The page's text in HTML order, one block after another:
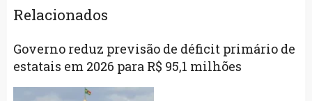
Relacionados
Governo reduz previsão de déficit primário de
estatais em 2026 para R$ 95,1 milhões